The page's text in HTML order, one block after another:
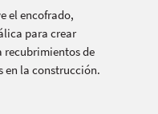
el encofrado,
para crear
recubrimientos de
en la construcción.